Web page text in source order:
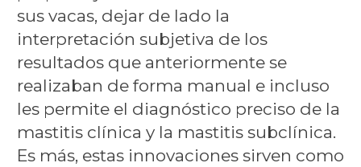
sus vacas, dejar de lado la
interpretación subjetiva de los
resultados que anteriormente se
realizaban de forma manual e incluso
les permite el diagnóstico preciso de la
mastitis clínica y la mastitis subclínica.
Es más, estas innovaciones sirven como